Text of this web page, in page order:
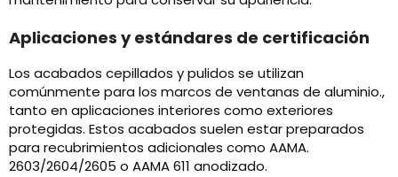
Aplicaciones y estándares de certificación
Los acabados cepillados y pulidos se utilizan
comúnmente para los marcos de ventanas de aluminio.,
tanto en aplicaciones interiores como exteriores
protegidas. Estos acabados suelen estar preparados
para recubrimientos adicionales como AAMA.
2603/2604/2605 o AAMA 611 anodizado.